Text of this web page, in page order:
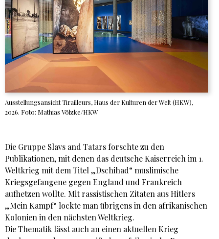
Ausstellungsansicht Tirailleurs, Haus der Kulturen der Welt (HKW),
2026. Foto: Mathias Völzke/HKW
Die Gruppe Slavs and Tatars forschte zu den
Publikationen, mit denen das deutsche Kaiserreich im 1.
Weltkrieg mit dem Titel „Dschihad“ muslimische
Kriegsgefangene gegen England und Frankreich
aufhetzen wollte. Mit rassistischen Zitaten aus Hitlers
„Mein Kampf“ lockte man übrigens in den afrikanischen
Kolonien in den nächsten Weltkrieg.
Die Thematik lässt auch an einen aktuellen Krieg